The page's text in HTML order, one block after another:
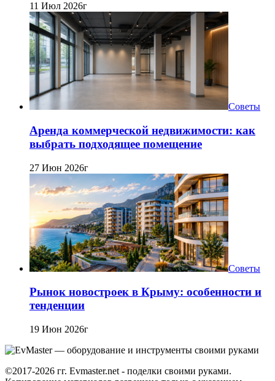
11 Июл 2026г
Советы
Аренда коммерческой недвижимости: как
выбрать подходящее помещение
27 Июн 2026г
Советы
Рынок новостроек в Крыму: особенности и
тенденции
19 Июн 2026г
©2017-2026 гг. Evmaster.net - поделки своими руками.